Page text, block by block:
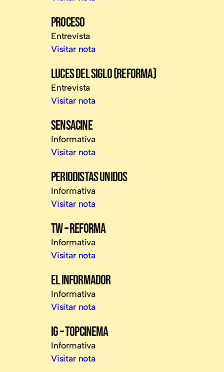
PROCESO
Entrevista
Visitar nota
LUCES DEL SIGLO (REFORMA)
Entrevista
Visitar nota
SENSACINE
Informativa
Visitar nota
PERIODISTAS UNIDOS
Informativa
Visitar nota
TW – REFORMA
Informativa
Visitar nota
EL INFORMADOR
Informativa
Visitar nota
IG – TOPCINEMA
Informativa
Visitar nota